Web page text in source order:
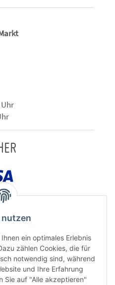
Uhr
nutzen
ein optimales Erlebnis
zählen Cookies, die für
notwendig sind, während
und Ihre Erfahrung
Sie auf "Alle akzeptieren"